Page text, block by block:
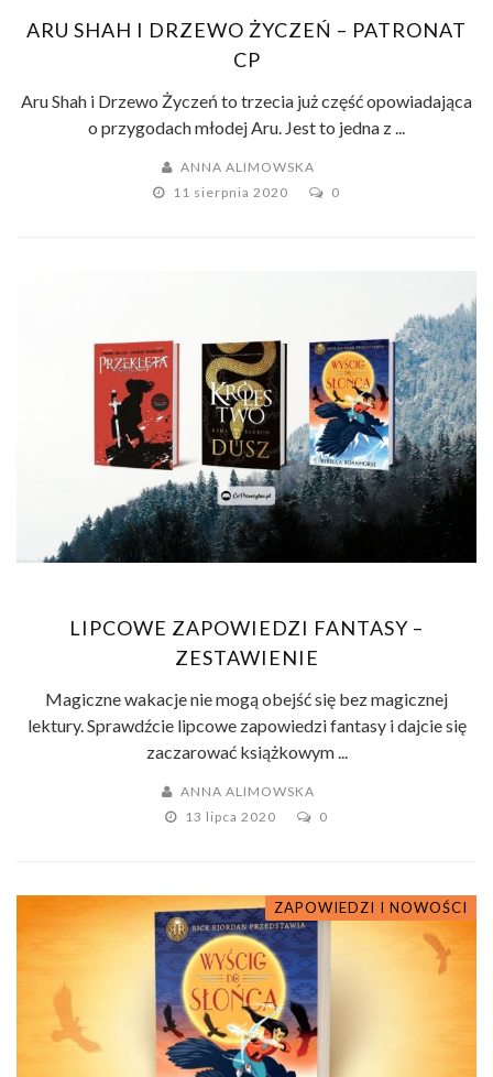
ARU SHAH I DRZEWO ŻYCZEŃ – PATRONAT
CP
Aru Shah i Drzewo Życzeń to trzecia już część opowiadająca
o przygodach młodej Aru. Jest to jedna z ...
ANNA ALIMOWSKA
11 sierpnia 2020
0
LIPCOWE ZAPOWIEDZI FANTASY –
ZESTAWIENIE
Magiczne wakacje nie mogą obejść się bez magicznej
lektury. Sprawdźcie lipcowe zapowiedzi fantasy i dajcie się
zaczarować książkowym ...
ANNA ALIMOWSKA
13 lipca 2020
0
ZAPOWIEDZI I NOWOŚCI